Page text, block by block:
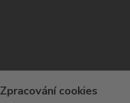
Zpracování cookies